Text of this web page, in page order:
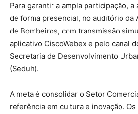
Para garantir a ampla participação,
de forma presencial, no auditório da
de Bombeiros, com transmissão
aplicativo CiscoWebex e pelo canal
Secretaria de Desenvolvimento
(Seduh).
A meta é consolidar o Setor
referência em cultura e inovação.